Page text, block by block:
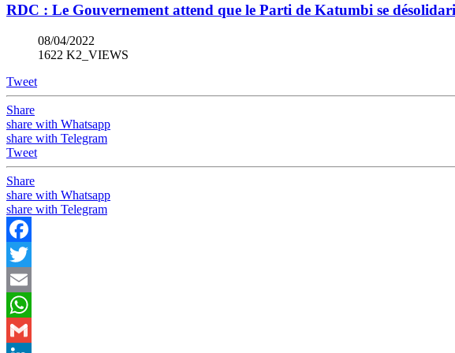
RDC : Le Gouvernement attend que le Parti de Katumbi se
08/04/2022
1622 K2_VIEWS
Tweet
Share
share with Whatsapp
share with Telegram
Tweet
Share
share with Whatsapp
share with Telegram
Facebook
Twitter
Email
WhatsApp